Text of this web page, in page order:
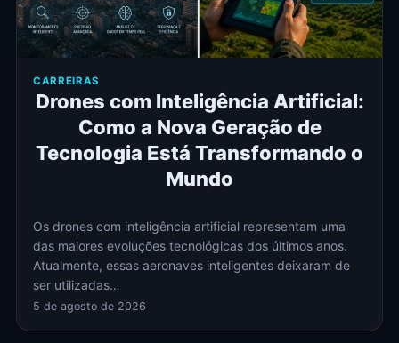
CARREIRAS
Drones com Inteligência Artificial:
Como a Nova Geração de
Tecnologia Está Transformando o
Mundo
Os drones com inteligência artificial representam uma
das maiores evoluções tecnológicas dos últimos anos.
Atualmente, essas aeronaves inteligentes deixaram de
ser utilizadas…
5 de agosto de 2026